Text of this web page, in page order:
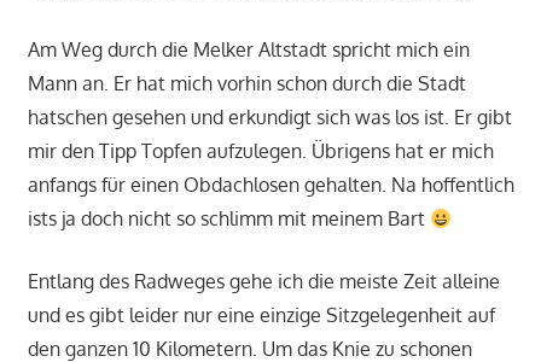
Am Weg durch die Melker Altstadt spricht mich ein
Mann an. Er hat mich vorhin schon durch die Stadt
hatschen gesehen und erkundigt sich was los ist. Er gibt
mir den Tipp Topfen aufzulegen. Übrigens hat er mich
anfangs für einen Obdachlosen gehalten. Na hoffentlich
ists ja doch nicht so schlimm mit meinem Bart
Entlang des Radweges gehe ich die meiste Zeit alleine
und es gibt leider nur eine einzige Sitzgelegenheit auf
den ganzen 10 Kilometern. Um das Knie zu schonen